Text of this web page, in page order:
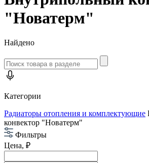
"Новатерм"
Найдено
Категории
Радиаторы отопления и комплектующие
конвектор "Новатерм"
Фильтры
Цена, ₽